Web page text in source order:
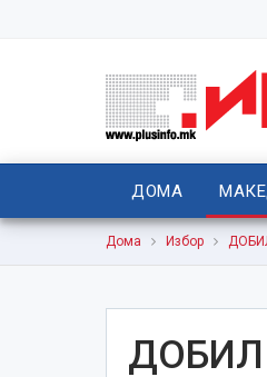
ДОМА
Дома Избор